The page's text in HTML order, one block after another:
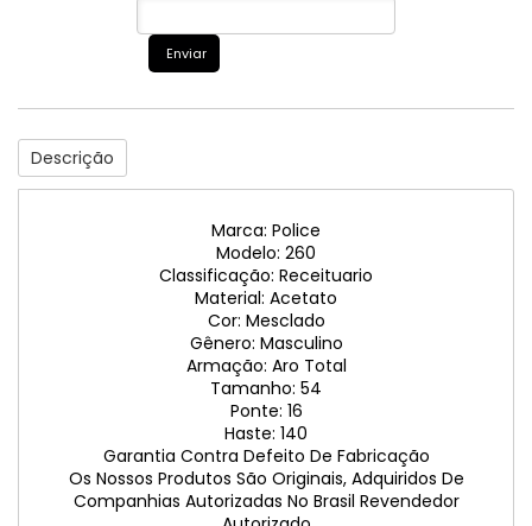
Enviar
Descrição
Marca: Police
Modelo: 260
Classificação: Receituario
Material: Acetato
Cor: Mesclado
Gênero: Masculino
Armação: Aro Total
Tamanho: 54
Ponte: 16
Haste: 140
Garantia Contra Defeito De Fabricação
Os Nossos Produtos São Originais, Adquiridos De
Companhias Autorizadas No Brasil Revendedor